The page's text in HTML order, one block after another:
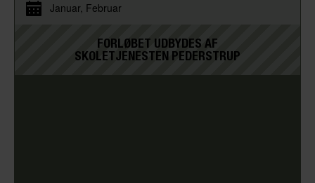
Januar Februar
FORLØBET UDBYDES AF
SKOLETJENESTEN PEDERSTRUP